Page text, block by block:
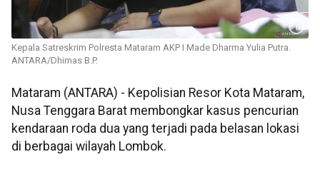
Kepala Satreskrim Polresta Mataram AKP I Made Dharma Yulia Putra.
ANTARA/Dhimas B.P.
Mataram (ANTARA) - Kepolisian Resor Kota Mataram,
Nusa Tenggara Barat membongkar kasus pencurian
kendaraan roda dua yang terjadi pada belasan lokasi
di berbagai wilayah Lombok.